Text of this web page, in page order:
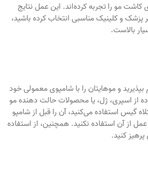
کاشت مو را تجربه کرده‌اند. این عمل نتایج
پزشک و کلینیک مناسبی انتخاب کرده باشید،
بالاست.
و موهایتان را با شامپوی معمولی خود
از اسپری، ژل، یا محصولات حالت دهنده مو
گیس استفاده می‌کنید، آن را قبل از شامپو
از آن استفاده نکنید. همچنین، از استفاده
پرهیز کنید.